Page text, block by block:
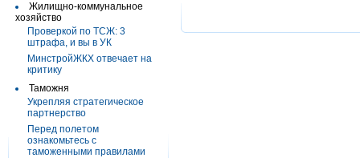
Жилищно-коммунальное
хозяйство
Проверкой по ТСЖ: 3
штрафа, и вы в УК
МинстройЖКХ отвечает на
критику
Таможня
Укрепляя стратегическое
партнерство
Перед полетом
ознакомьтесь с
таможенными правилами